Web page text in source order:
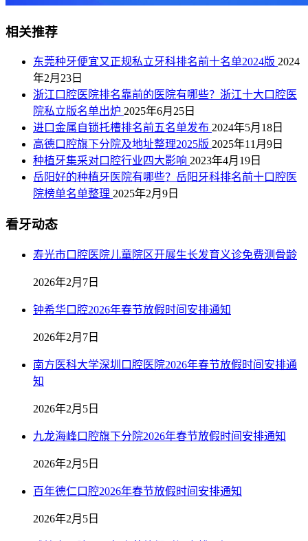
相关推荐
东莞种牙便宜又正规私立牙科排名前十名单2024版 2024
年2月23日
浙江口腔医院排名靠前的医院有哪些？浙江十大口腔医
院私立版名单出炉 2025年6月25日
进口金属自锁托槽排名前五名单发布 2024年5月18日
高德口腔旗下分院及地址整理2025版 2025年11月9日
种植牙集采对口腔行业四大影响 2023年4月19日
岳阳好的种植牙医院有哪些？岳阳牙科排名前十口腔医
院榜单名单整理 2025年2月9日
看牙动态
寿光市口腔医院儿童院区开展生长发育义诊免费测骨龄
2026年2月7日
钟希华口腔2026年春节放假时间安排通知
2026年2月7日
南方医科大学深圳口腔医院2026年春节放假时间安排通
知
2026年2月5日
九龙海峰口腔旗下分院2026年春节放假时间安排通知
2026年2月5日
百年德仁口腔2026年春节放假时间安排通知
2026年2月5日